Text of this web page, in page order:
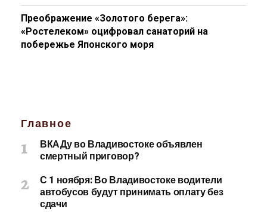
Преображение «Золотого берега»:
«Ростелеком» оцифровал санаторий на
побережье Японского моря
Главное
ВКАДу во Владивостоке объявлен
смертный приговор?
С 1 ноября: Во Владивостоке водители
автобусов будут принимать оплату без
сдачи